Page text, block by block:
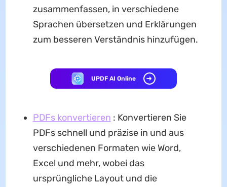
zusammenfassen, in verschiedene
Sprachen übersetzen und Erklärungen
zum besseren Verständnis hinzufügen.
UPDF AI Online
PDFs konvertieren : Konvertieren Sie
PDFs schnell und präzise in und aus
verschiedenen Formaten wie Word,
Excel und mehr, wobei das
ursprüngliche Layout und die